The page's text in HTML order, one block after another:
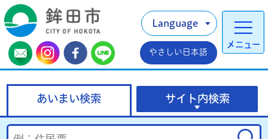
メニュー
Language
やさしい日本語
あいまい検索 サイト内検索